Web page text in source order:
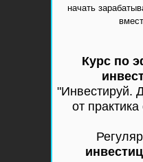
Курс по
"Инвестируй.
от
начать